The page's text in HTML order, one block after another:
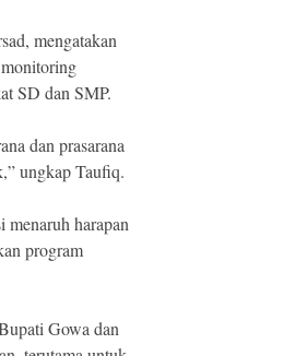
mengatakan
SD dan SMP.
dan prasarana
ungkap Taufiq.
harapan
program
Gowa dan